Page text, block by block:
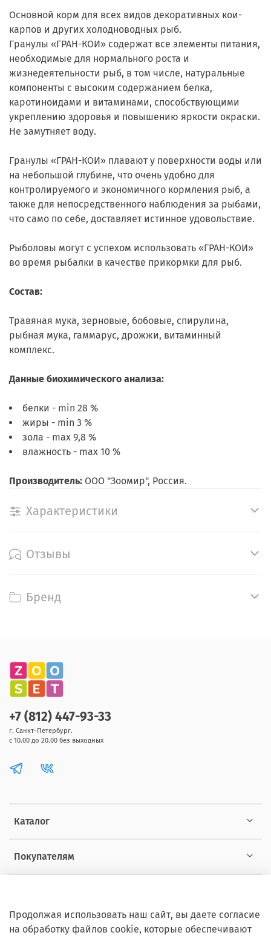
Основной корм для всех видов декоративных кои-
карпов и других холодноводных рыб.
Гранулы «ГРАН-КОИ» содержат все элементы питания,
необходимые для нормального роста и
жизнедеятельности рыб, в том числе, натуральные
компоненты с высоким содержанием белка,
каротиноидами и витаминами, способствующими
укреплению здоровья и повышению яркости окраски.
Не замутняет воду.
Гранулы «ГРАН-КОИ» плавают у поверхности воды или
на небольшой глубине, что очень удобно для
контролируемого и экономичного кормления рыб, а
также для непосредственного наблюдения за рыбами,
что само по себе, доставляет истинное удовольствие.
Рыболовы могут с успехом использовать «ГРАН-КОИ»
во время рыбалки в качестве прикормки для рыб.
Состав:
Травяная мука, зерновые, бобовые, спирулина,
рыбная мука, гаммарус, дрожжи, витаминный
комплекс.
Данные биохимического анализа:
белки - min 28 %
жиры - min 3 %
зола - max 9,8 %
влажность - max 10 %
Производитель: ООО "Зоомир", Россия.
Характеристики
Отзывы
Бренд
Каталог
Покупателям
+7 (812) 447-93-33
г. Санкт-Петербург.
с 10.00 до 20.00 без выходных
Продолжая использовать наш сайт, вы даете согласие
на обработку файлов cookie, которые обеспечивают